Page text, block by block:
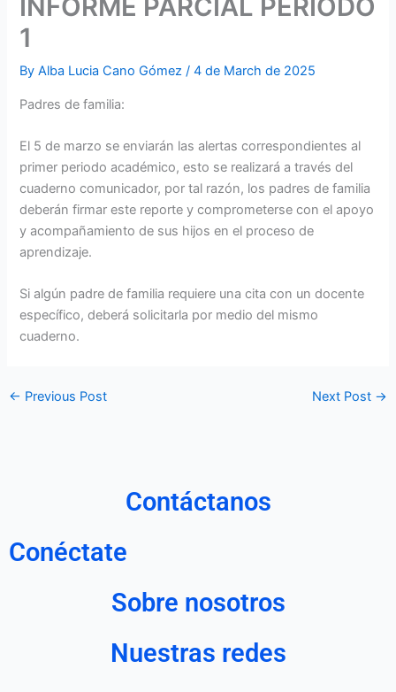
INFORME PARCIAL PERIODO
1
ByAlba Lucia Cano Gómez/4 de March de 2025
Padres de familia:
El 5 de marzo se enviarán las alertas correspondientes al
primer periodo académico, esto se realizará a través del
cuaderno comunicador, por tal razón, los padres de familia
deberán firmar este reporte y comprometerse con el apoyo
y acompañamiento de sus hijos en el proceso de
aprendizaje.
Si algún padre de familia requiere una cita con un docente
específico, deberá solicitarla por medio del mismo
cuaderno.
← Previous Post Next Post →
Contáctanos
Conéctate
Sobre nosotros
Nuestras redes